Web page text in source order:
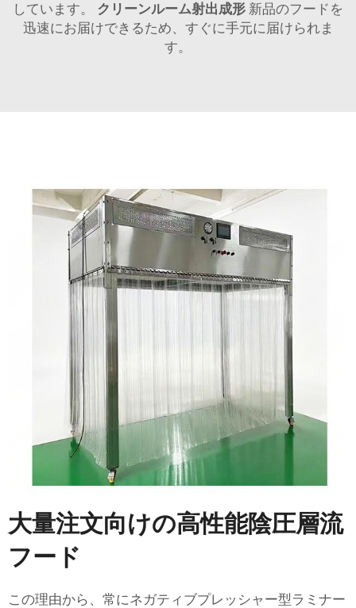
しています。 クリーンルーム射出成形 新品のフードを
迅速にお届けできるため、すぐに手元に届けられま
す。
大量注文向けの高性能陰圧層流
フード
この理由から、常にネガティブプレッシャー型ラミナー